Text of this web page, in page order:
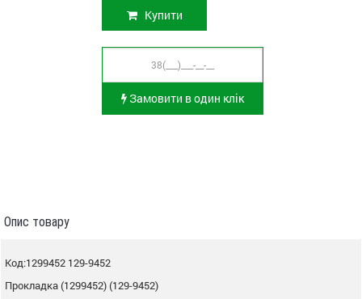
Купити
Замовити в один клік
Опис товару
Код:1299452 129-9452
Прокладка (1299452) (129-9452)